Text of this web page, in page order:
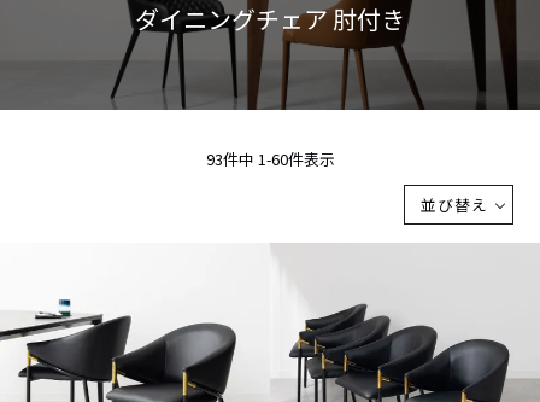
ダイニングチェア 肘付き
並び替え
93件中 1-60件表示